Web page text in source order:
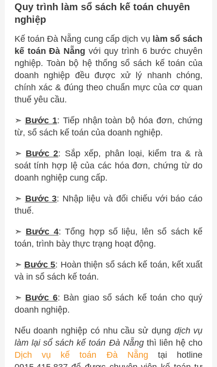
Quy trình làm sổ sách kế toán chuyên
nghiệp
Kế toán Đà Nẵng cung cấp dịch vụ làm sổ sách
kế toán Đà Nẵng với quy trình 6 bước chuyên
nghiệp. Toàn bộ hệ thống sổ sách kế toán của
doanh nghiệp đều được xử lý nhanh chóng,
chính xác & đúng theo chuẩn mực của cơ quan
thuế yêu cầu.
➣ Bước 1: Tiếp nhận toàn bộ hóa đơn, chứng
từ, sổ sách kế toán của doanh nghiệp.
➣ Bước 2: Sắp xếp, phân loại, kiểm tra & rà
soát tính hợp lệ của các hóa đơn, chứng từ do
doanh nghiệp cung cấp.
➣ Bước 3: Nhập liệu và đối chiếu với báo cáo
thuế.
➣ Bước 4: Tổng hợp số liệu, lên sổ sách kế
toán, trình bày thực trạng hoạt động.
➣ Bước 5: Hoàn thiện sổ sách kế toán, kết xuất
và in sổ sách kế toán.
➣ Bước 6: Bàn giao sổ sách kế toán cho quý
doanh nghiệp.
Nếu doanh nghiệp có nhu cầu sử dụng dịch vụ
làm lại sổ sách kế toán Đà Nẵngthì liên hệ cho
Dịch vụ kế toán Đà Nẵng tại hotline